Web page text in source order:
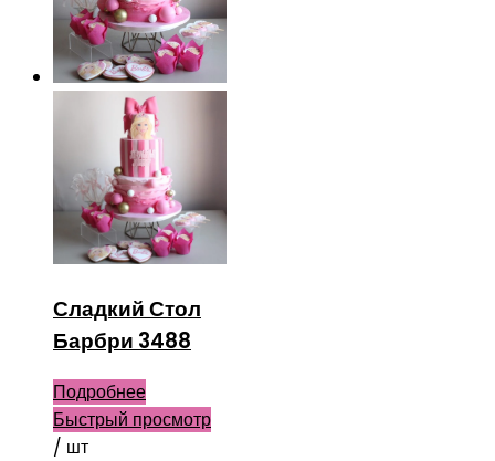
Сладкий Стол
Барбри 3488
Подробнее
Быстрый просмотр
/ шт